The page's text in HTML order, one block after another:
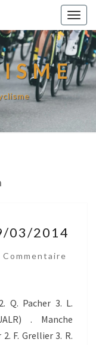
03/2014
Commentaire
Q. Pacher 3. L.
. Manche
F. Grellier 3. R.